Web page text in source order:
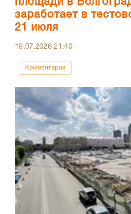
заработает в
21 июля
19.07.202621:40
Комментарии